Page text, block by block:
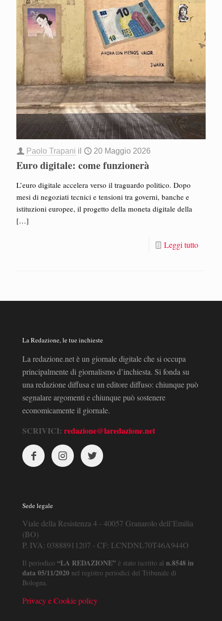
Paolo Trapani il 20 Maggio 2026
Euro digitale: come funzionerà
L’euro digitale accelera verso il traguardo politico. Dopo
mesi di negoziati tecnici e tensioni tra governi, banche e
istituzioni europee, il progetto della moneta digitale della
[…]
Leggi tutto
La Redazione, le tue inchieste
La redazione.net è un giornale digitale che si occupa
principalmente di giornalismo d’inchiesta. Si fonda su
una redazione diffusa e un editore diffuso: chiunque può
segnalare argomenti e chiunque può sostenere
economicamente il giornale.
SCRIVICI: redazione@laredazione.net
Sede legale
Viale della Resistenza 4 - 40057 Granarolo dell’Emilia
(BO)
P. IVA: 03888911207 - CF: LCNDNL70T46A944O
Il periodico “LA REDAZIONE” è stato iscritto al n.8548 in
data 05/11/2020 nel registro periodici del Tribunale di
Bologna.
Privacy e Cookie policy